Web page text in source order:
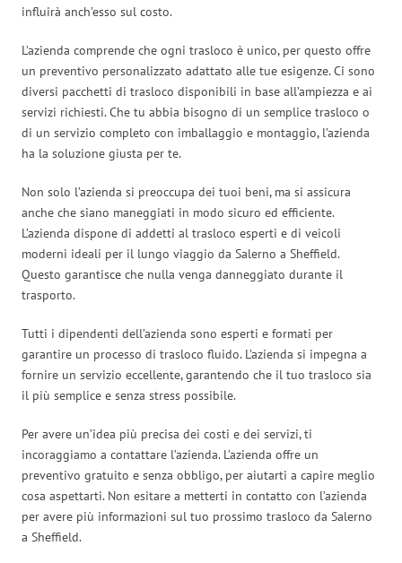
influirà anch’esso sul costo.
L’azienda comprende che ogni trasloco è unico, per questo offre
un preventivo personalizzato adattato alle tue esigenze. Ci sono
diversi pacchetti di trasloco disponibili in base all’ampiezza e ai
servizi richiesti. Che tu abbia bisogno di un semplice trasloco o
di un servizio completo con imballaggio e montaggio, l’azienda
ha la soluzione giusta per te.
Non solo l’azienda si preoccupa dei tuoi beni, ma si assicura
anche che siano maneggiati in modo sicuro ed efficiente.
L’azienda dispone di addetti al trasloco esperti e di veicoli
moderni ideali per il lungo viaggio da Salerno a Sheffield.
Questo garantisce che nulla venga danneggiato durante il
trasporto.
Tutti i dipendenti dell’azienda sono esperti e formati per
garantire un processo di trasloco fluido. L’azienda si impegna a
fornire un servizio eccellente, garantendo che il tuo trasloco sia
il più semplice e senza stress possibile.
Per avere un’idea più precisa dei costi e dei servizi, ti
incoraggiamo a contattare l’azienda. L’azienda offre un
preventivo gratuito e senza obbligo, per aiutarti a capire meglio
cosa aspettarti. Non esitare a metterti in contatto con l’azienda
per avere più informazioni sul tuo prossimo trasloco da Salerno
a Sheffield.